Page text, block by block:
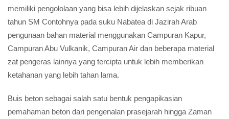
memiliki pengololaan yang bisa lebih dijelaskan sejak ribuan
tahun SM Contohnya pada suku Nabatea di Jazirah Arab
pengunaan bahan material menggunakan Campuran Kapur,
Campuran Abu Vulkanik, Campuran Air dan beberapa material
zat pengeras lainnya yang tercipta untuk lebih memberikan
ketahanan yang lebih tahan lama.
Buis beton sebagai salah satu bentuk pengapikasian
pemahaman beton dari pengenalan prasejarah hingga Zaman